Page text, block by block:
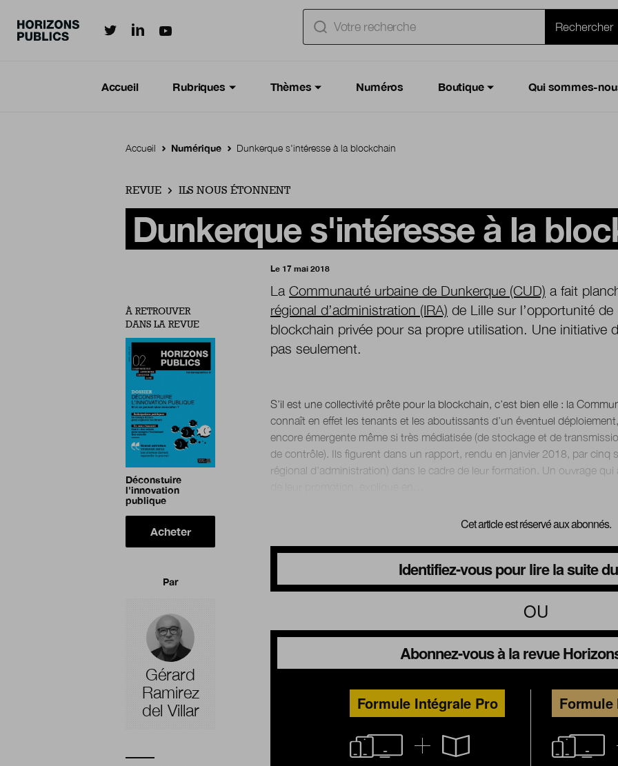
Horizonspublics.fr sur Twitter
Horizonspublics.fr sur LinkedIn
Horizonspublics.fr sur Youtube
Accueil Rubriques Thèmes Numéros Boutique Qui sommes-
Accueil Numérique Dunkerque s'intéresse à la blockchain
REVUE ILS NOUS ÉTONNENT
Dunkerque s'intéresse à la
Le 17 mai 2018
La Communauté urbaine de Dunkerque (CUD) a fait
régional d’administration (IRA) de Lille sur l’opportunité
blockchain privée pour sa propre utilisation. Une initiative
pas seulement.
S’il est une collectivité prête pour la blockchain, c’est bien elle : la
connaît en effet les tenants et les aboutissants d’un éventuel
encore émergente même si très médiatisée (de stockage et de
de contrôle). Ils figurent dans un rapport, rendu en janvier 2018, par cinq
régional d’administration) dans le cadre de leur formation. Un ouvrage
Cet article est réservé aux abonnés.
Identifiez-vous pour lire la suite
OU
Abonnez-vous à la revue
Formule Intégrale Pro Formule
À RETROUVER
DANS LA REVUE
Déconstuire
l'innovation
publique
Acheter
Par
Gérard
Ramirez
del Villar